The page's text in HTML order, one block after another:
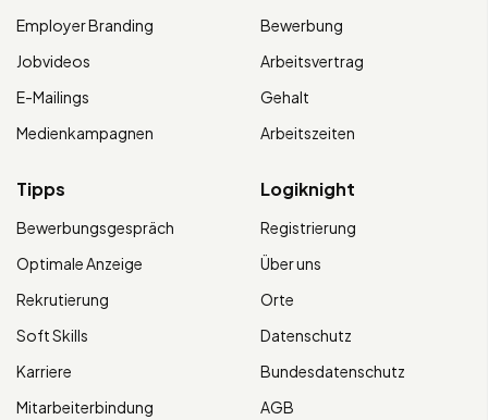
Employer Branding
Jobvideos
E-Mailings
Medienkampagnen
Bewerbung
Arbeitsvertrag
Gehalt
Arbeitszeiten
Tipps
Bewerbungsgespräch
Optimale Anzeige
Rekrutierung
Soft Skills
Karriere
Mitarbeiterbindung
Logiknight
Registrierung
Über uns
Orte
Datenschutz
Bundesdatenschutz
AGB